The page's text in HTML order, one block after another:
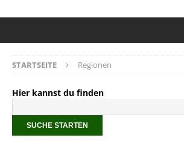
STARTSEITE Regionen
Hier kannst du finden